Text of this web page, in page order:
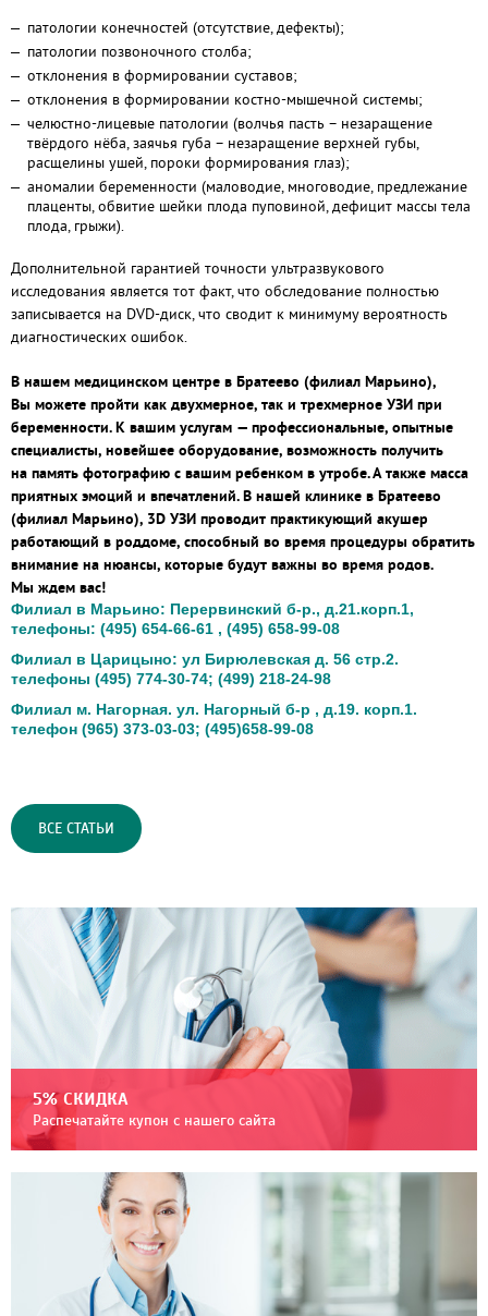
патологии конечностей (отсутствие, дефекты);
патологии позвоночного столба;
отклонения в формировании суставов;
отклонения в формировании костно-мышечной системы;
челюстно-лицевые патологии (волчья пасть – незаращение
твёрдого нёба, заячья губа – незаращение верхней губы,
расщелины ушей, пороки формирования глаз);
аномалии беременности (маловодие, многоводие, предлежание
плаценты, обвитие шейки плода пуповиной, дефицит массы тела
плода, грыжи).
Дополнительной гарантией точности ультразвукового
исследования является тот факт, что обследование полностью
записывается на DVD-диск, что сводит к минимуму вероятность
диагностических ошибок.
В нашем медицинском центре в Братеево (филиал Марьино),
Вы можете пройти как двухмерное, так и трехмерное УЗИ при
беременности. К вашим услугам — профессиональные, опытные
специалисты, новейшее оборудование, возможность получить
на память фотографию с вашим ребенком в утробе. А также масса
приятных эмоций и впечатлений. В нашей клинике в Братеево
(филиал Марьино), 3D УЗИ проводит практикующий акушер
работающий в роддоме, способный во время процедуры обратить
внимание на нюансы, которые будут важны во время родов.
Мы ждем вас!
Филиал в Марьино: Перервинский б-р., д.21.корп.1,
телефоны: (495) 654-66-61 , (495) 658-99-08
Филиал в Царицыно: ул Бирюлевская д. 56 стр.2.
телефоны (495) 774-30-74; (499) 218-24-98
Филиал м. Нагорная. ул. Нагорный б-р , д.19. корп.1.
телефон (965) 373-03-03; (495)658-99-08
ВСЕ СТАТЬИ
5% СКИДКА
Распечатайте купон с нашего сайта